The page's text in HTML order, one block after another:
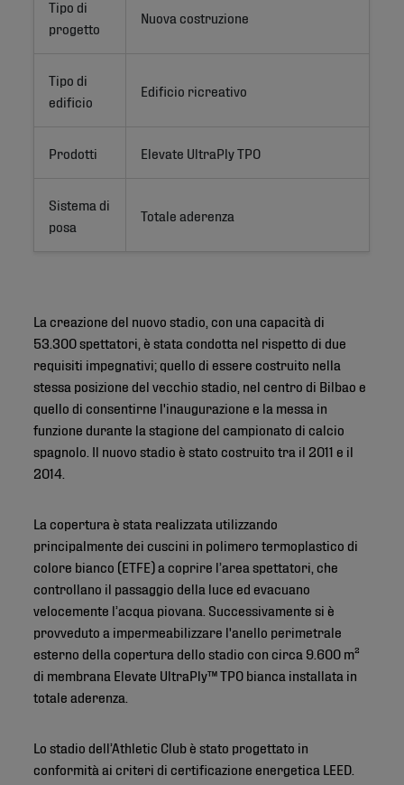
Tipo di
progetto
Nuova costruzione
Tipo di
edificio
Edificio ricreativo
Prodotti Elevate UltraPly TPO
Sistema di
posa
Totale aderenza
La creazione del nuovo stadio, con una capacità di
53.300 spettatori, è stata condotta nel rispetto di due
requisiti impegnativi; quello di essere costruito nella
stessa posizione del vecchio stadio, nel centro di Bilbao e
quello di consentirne l'inaugurazione e la messa in
funzione durante la stagione del campionato di calcio
spagnolo. Il nuovo stadio è stato costruito tra il 2011 e il
2014.
La copertura è stata realizzata utilizzando
principalmente dei cuscini in polimero termoplastico di
colore bianco (ETFE) a coprire l’area spettatori, che
controllano il passaggio della luce ed evacuano
velocemente l’acqua piovana. Successivamente si è
provveduto a impermeabilizzare l'anello perimetrale
esterno della copertura dello stadio con circa 9.600 m²
di membrana Elevate UltraPly™ TPO bianca installata in
totale aderenza.
Lo stadio dell’Athletic Club è stato progettato in
conformità ai criteri di certificazione energetica LEED.